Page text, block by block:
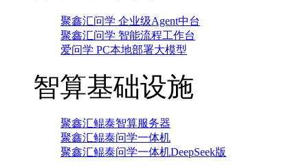
聚鑫汇问学 企业级Agent中台
聚鑫汇问学 智能流程工作台
爱问学 PC本地部署大模型
智算基础设施
聚鑫汇鲲泰智算服务器
聚鑫汇鲲泰问学一体机
聚鑫汇鲲泰问学一体机DeepSeek版